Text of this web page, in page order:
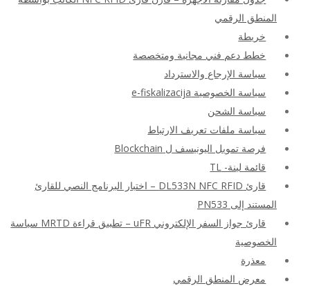
المنطق الرقمي
خريطة
خطط دعم فني مجانية ومتخصصة
سياسة الإرجاع والاسترداد
سياسة الخصوصية e-fiskalizacija
سياسة الشحن
سياسة ملفات تعريف الارتباط
فرصة تمويل اليونيسف ل Blockchain
قائمة لينة- TL
قارئ DL533N NFC RFID – اختبار البرنامج النصي للقارئ
المستند إلى PN533
قارئ جواز السفر الإلكتروني uFR – تطبيق قراءة MRTD سياسة
الخصوصية
معذرة
معرض المنطق الرقمي